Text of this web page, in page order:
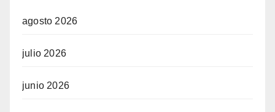
agosto 2026
julio 2026
junio 2026